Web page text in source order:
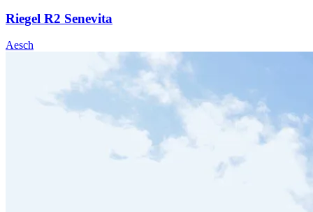
Riegel R2 Senevita
Aesch